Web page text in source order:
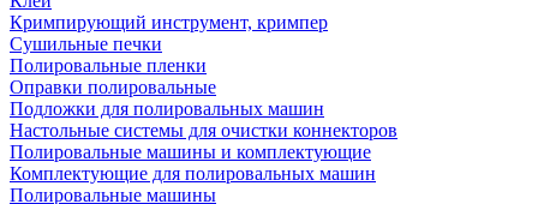
Кримпирующий инструмент, кримпер
Сушильные печки
Полировальные пленки
Оправки полировальные
Подложки для полировальных машин
Настольные системы для очистки коннекторов
Полировальные машины и комплектующие
Комплектующие для полировальных машин
Полировальные машины